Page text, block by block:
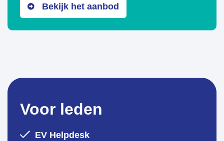
Bekijk het aanbod
Voor leden
EV Helpdesk